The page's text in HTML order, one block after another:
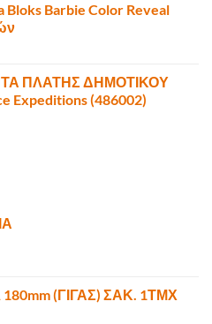
€.
Bloks Barbie Color Reveal
ΠΛΑΤΗΣ ΔΗΜΟΤΙΚΟΥ
Expeditions (486002)
(ΓΙΓΑΣ) ΣΑΚ. 1ΤΜΧ